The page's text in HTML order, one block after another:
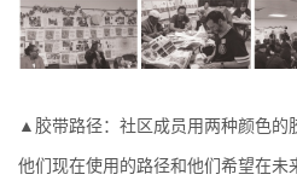
▲胶带路径：社区成员用两种颜色的
他们现在使用的路径和他们希望在未